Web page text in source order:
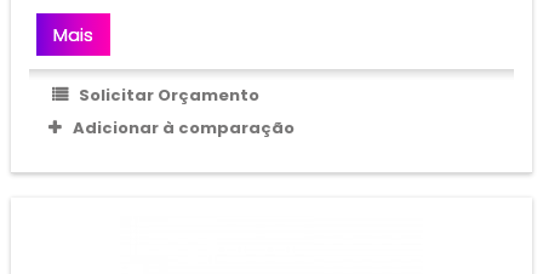
Mais
Solicitar Orçamento
Adicionar à comparação